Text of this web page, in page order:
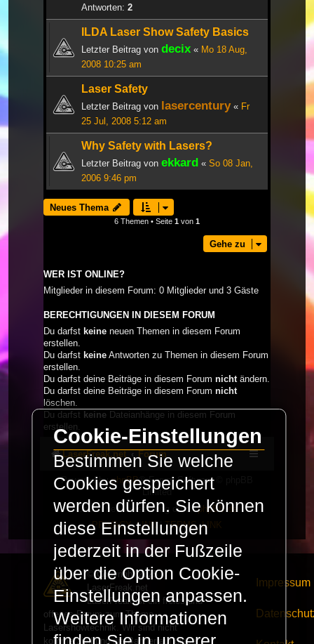
Antworten: 2
ILDA Laser Show Safety Basics
Letzter Beitrag von decix « Mo 18 Aug,
2008 10:25 am
Laser Safety
Letzter Beitrag von lasercentury« Fr
25 Jul, 2008 5:12 am
Why Safety with Lasers?
Letzter Beitrag von ekkard « So 08 Jan,
2006 9:46 pm
Neues Thema
6 Themen • Seite 1 von 1
Gehe zu
WER IST ONLINE?
Mitglieder in diesem Forum: 0 Mitglieder und 3 Gäste
BERECHTIGUNGEN IN DIESEM FORUM
Du darfst keine neuen Themen in diesem Forum
erstellen.
Du darfst keine Antworten zu Themen in diesem Forum
erstellen.
Du darfst deine Beiträge in diesem Forum nicht ändern.
Du darfst deine Beiträge in diesem Forum nicht
löschen.
Du darfst keine Dateianhänge in diesem Forum
erstellen.
LaserFreak.net Forum
Powered byphpBB® Forum Software © phpBB
Limited
Deutsche Übersetzung durchphpBB.de
PRIVACY_LINK| TERMS_LINK
© Copyright 2025 -
LaserFreak.net
LaserFreak ist ein freies und
offenes Forum zum Thema
Lasershowtechnik. Wir sind nicht
kommerziell und die Banner auf dieser
Impressum
Cookie-Einstellungen
Bestimmen Sie welche
Cookies gespeichert
werden dürfen. Sie können
diese Einstellungen
jederzeit in der Fußzeile
über die Option Cookie-
Einstellungen anpassen.
Weitere Informationen